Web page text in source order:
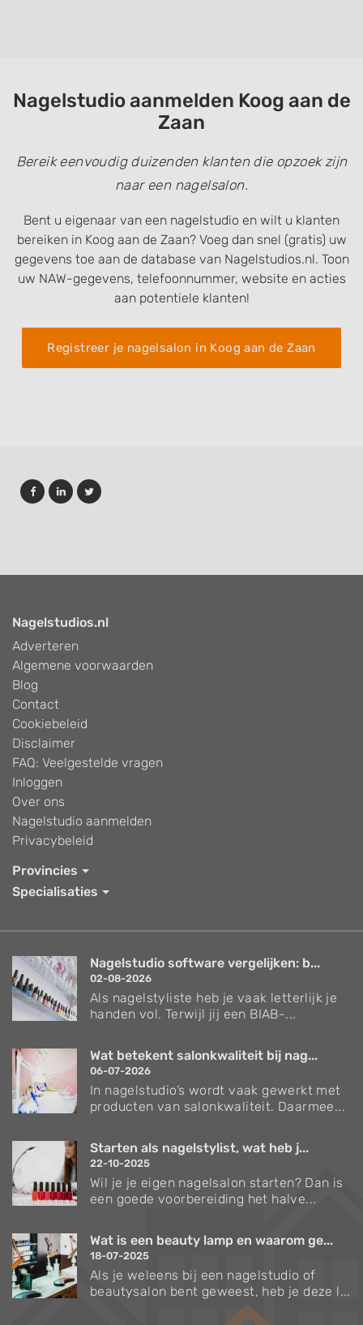
Nagelstudio aanmelden Koog aan de
Zaan
Bereik eenvoudig duizenden klanten die opzoek zijn
naar een nagelsalon.
Bent u eigenaar van een nagelstudio en wilt u klanten
bereiken in Koog aan de Zaan? Voeg dan snel (gratis) uw
gegevens toe aan de database van Nagelstudios.nl. Toon
uw NAW-gegevens, telefoonnummer, website en acties
aan potentiele klanten!
Registreer je nagelsalon in Koog aan de Zaan
Nagelstudios.nl
Adverteren
Algemene voorwaarden
Blog
Contact
Cookiebeleid
Disclaimer
FAQ: Veelgestelde vragen
Inloggen
Over ons
Nagelstudio aanmelden
Privacybeleid
Provincies
Specialisaties
Nagelstudio software vergelijken: b...
02-08-2026
Als nagelstyliste heb je vaak letterlijk je
handen vol. Terwijl jij een BIAB-...
Wat betekent salonkwaliteit bij nag...
06-07-2026
In nagelstudio’s wordt vaak gewerkt met
producten van salonkwaliteit. Daarmee...
Starten als nagelstylist, wat heb j...
22-10-2025
Wil je je eigen nagelsalon starten? Dan is
een goede voorbereiding het halve...
Wat is een beauty lamp en waarom ge...
18-07-2025
Als je weleens bij een nagelstudio of
beautysalon bent geweest, heb je deze l...